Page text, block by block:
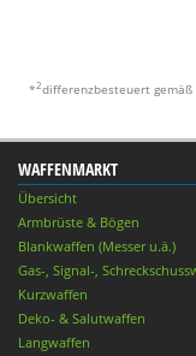
*2differenzbesteuert gemäß
WAFFENMARKT
Übersicht
Armbrüste & Bögen
Blankwaffen (Messer u.ä.)
Gas-, Signal-,
Kurzwaffen
Deko- & Salutwaffen
Langwaffen